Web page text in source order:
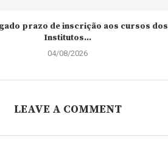
prazo de inscrição aos cursos dos
Institutos...
04/08/2026
LEAVE A COMMENT